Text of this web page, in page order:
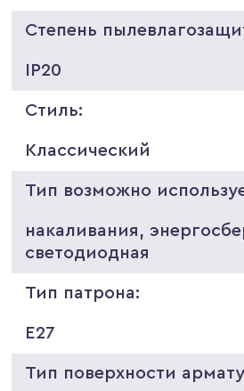
Степень
IP20
Стиль:
Классический
Тип возможно
накаливания,
светодиодная
Тип патрона:
E27
Тип поверхности